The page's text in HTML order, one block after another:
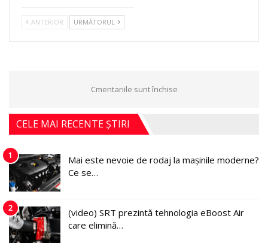
ANTERIOR URMĂTORUL
Cmentariile sunt închise
CELE MAI RECENTE ȘTIRI
1
Mai este nevoie de rodaj la mașinile moderne?
Ce se…
2
(video) SRT prezintă tehnologia eBoost Air
care elimină…